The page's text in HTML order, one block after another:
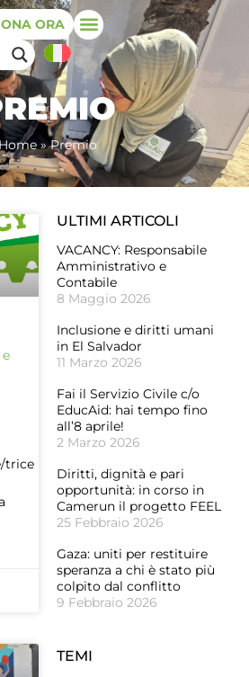
ORA
Home»Premio
trice
ULTIMI ARTICOLI
VACANCY: Responsabile
Amministrativo e
Contabile
8 Maggio 2026
Inclusione e diritti umani
in El Salvador
11 Marzo 2026
Fai il Servizio Civile c/o
EducAid: hai tempo fino
all’8 aprile!
2 Marzo 2026
Diritti, dignità e pari
opportunità: in corso in
Camerun il progetto FEEL
25 Febbraio 2026
Gaza: uniti per restituire
speranza a chi è stato più
colpito dal conflitto
9 Febbraio 2026
TEMI